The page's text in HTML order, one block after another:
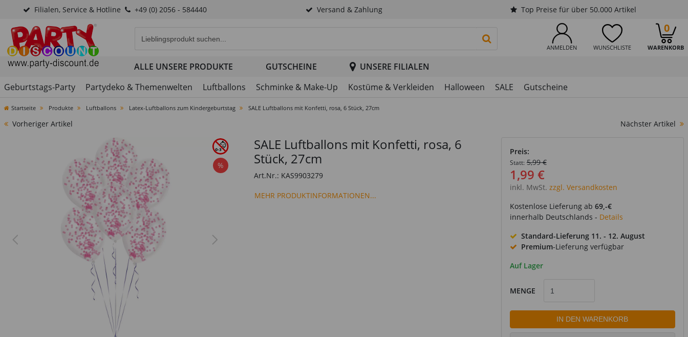
Filialen, Service & Hotline +49 (0) 2056 - 584440 Versand & Zahlung Top Preise für über 50.000 Artikel
ANMELDEN WUNSCHLISTE WARENKORB
0
PRODUKTSUCHE STARTEN
ALLE UNSERE PRODUKTE GUTSCHEINE
UNSERE FILIALEN
Geburtstags-Party
Partydeko & Themenwelten Luftballons Schminke & Make-Up Kostüme & Verkleiden Halloween SALE Gutscheine
Startseite Produkte Luftballons Latex-Luftballons zum Kindergeburtstag SALE Luftballons mit Konfetti, rosa, 6 Stück, 27cm
Vorheriger Artikel Nächster Artikel
%
SALE Luftballons mit Konfetti, rosa, 6
Stück, 27cm
Art.Nr.: KAS9903279
MEHR PRODUKTINFORMATIONEN...
Preis:
Statt: 5,99 €
1,99 €
inkl. MwSt. zzgl. Versandkosten
Kostenlose Lieferung ab 69,-€
innerhalb Deutschlands - Details
Standard-Lieferung 11. - 12. August
Premium-Lieferung verfügbar
Auf Lager
MENGE
IN DEN WARENKORB